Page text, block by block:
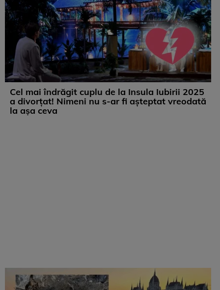
Cel mai îndrăgit cuplu de la Insula Iubirii 2025
a divorțat! Nimeni nu s-ar fi așteptat vreodată
la așa ceva